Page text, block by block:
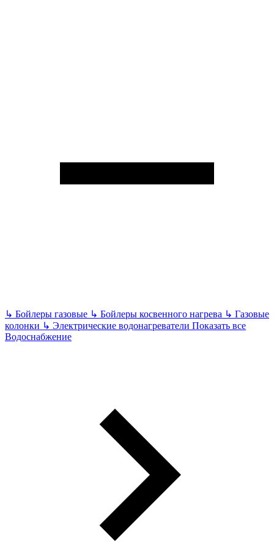
↳ Бойлеры газовые ↳ Бойлеры косвенного нагрева ↳ Газовые
колонки ↳ Электрические водонагреватели Показать все
Водоснабжение